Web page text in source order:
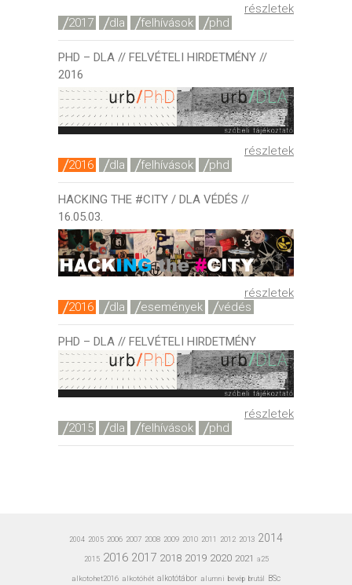
részletek
2017
dla felhívások phd
PHD – DLA // FELVÉTELI HIRDETMÉNY //
2016
részletek
2016
dla felhívások phd
HACKING THE #CITY / DLA VÉDÉS //
16.05.03.
részletek
2016
dla események védés
PHD – DLA // FELVÉTELI HIRDETMÉNY
részletek
2015
dla felhívások phd
2004 2005 2006 2007 2008 2009 2010 2011 2012 2013 2014
2015 2016 2017 2018 2019 2020 2021 a25
alkotohet2016 alkotóhét alkotótábor alumni bevép brutál BSc